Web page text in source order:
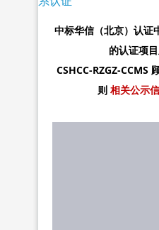
中标华信（北京）认证
的认证项
CSHCC-RZGZ-CCMS
则 相关公示